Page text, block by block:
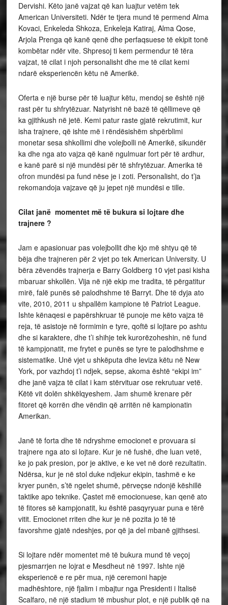
Dervishi. Këto janë vajzat që kan luajtur vetëm tek
American Universiteti. Ndër te tjera mund të permend Alma
Kovaci, Enkeleda Shkoza, Enkeleja Katiraj, Alma Qose,
Arjola Prenga që kanë qenë dhe perfaqsuese të ekipit tonë
kombëtar ndër vite. Shpresoj ti kem permendur të tëra
vajzat, të cilat i njoh personalisht dhe me të cilat kemi
ndarë eksperiencën këtu në Amerikë.
Oferta e një burse për të luajtur këtu, mendoj se është një
rast për tu shfrytëzuar. Natyrisht në bazë të qëllimeve që
ka gjithkush në jetë. Kemi patur raste gjatë rekrutimit, kur
isha trajnere, që ishte më i rëndësishëm shpërblimi
monetar sesa shkollimi dhe volejbolli në Amerikë, sikundër
ka dhe nga ato vajza që kanë ngulmuar fort për të ardhur,
e kanë parë si një mundësi për të shfrytëzuar. Amerika të
ofron mundësi pa fund nëse je i zoti. Personalisht, do t’ja
rekomandoja vajzave që ju jepet një mundësi e tille.
Cilat janë momentet më të bukura si lojtare dhe
trajnere ?
Jam e apasionuar pas volejbollit dhe kjo më shtyu që të
bëja dhe trajneren për 2 vjet po tek American University. U
bëra zëvendës trajnerja e Barry Goldberg 10 vjet pasi kisha
mbaruar shkollën. Vija në një ekip me tradita, të përgatitur
mirë, falë punës së palodhshme të Barryt. Dhe të dyja ato
vite, 2010, 2011 u shpallëm kampione të Patriot League.
Ishte kënaqesi e papërshkruar të punoje me këto vajza të
reja, të asistoje në formimin e tyre, qoftë si lojtare po ashtu
dhe si karaktere, dhe t’i shihje tek kurorëzoheshin, në fund
të kampjonatit, me frytet e punës se tyre te palodhshme e
sistematike. Unë vjet u shkëputa dhe leviza këtu në New
York, por vazhdoj t’i ndjek, sepse, akoma është “ekipi im”
dhe janë vajza të cilat i kam stërvituar ose rekrutuar vetë.
Këtë vit dolën shkëlqyeshem. Jam shumë krenare për
fitoret që korrën dhe vëndin që arritën në kampionatin
Amerikan.
Janë të forta dhe të ndryshme emocionet e provuara si
trajnere nga ato si lojtare. Kur je në fushë, dhe luan vetë,
ke jo pak presion, por je aktive, e ke vet në dorë rezultatin.
Ndërsa, kur je në stol duke ndjekur ekipin, tashmë e ke
kryer punën, s’të ngelet shumë, përveçse ndonjë këshillë
taktike apo teknike. Çastet më emocionuese, kan qenë ato
të fitores së kampjonatit, ku është pasqyryuar puna e tërë
vitit. Emocionet rriten dhe kur je në pozita jo të të
favorshme gjatë ndeshjes, por që ja del mbanë gjithsesi.
Si lojtare ndër momentet më të bukura mund të veçoj
pjesmarrjen ne lojrat e Mesdheut në 1997. Ishte një
eksperiencë e re për mua, një ceremoni hapje
madhështore, një fjalim i mbajtur nga Presidenti i Italisë
Scalfaro, në një stadium të mbushur plot, e një publik që na